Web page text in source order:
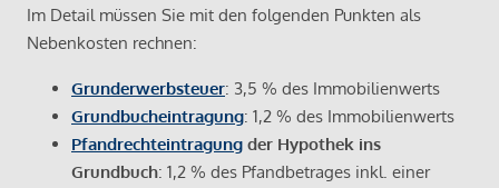
Im Detail müssen Sie mit den folgenden Punkten als
Nebenkosten rechnen:
Grunderwerbsteuer: 3,5 % des Immobilienwerts
Grundbucheintragung: 1,2 % des Immobilienwerts
Pfandrechteintragung der Hypothek ins
Grundbuch: 1,2 % des Pfandbetrages inkl. einer